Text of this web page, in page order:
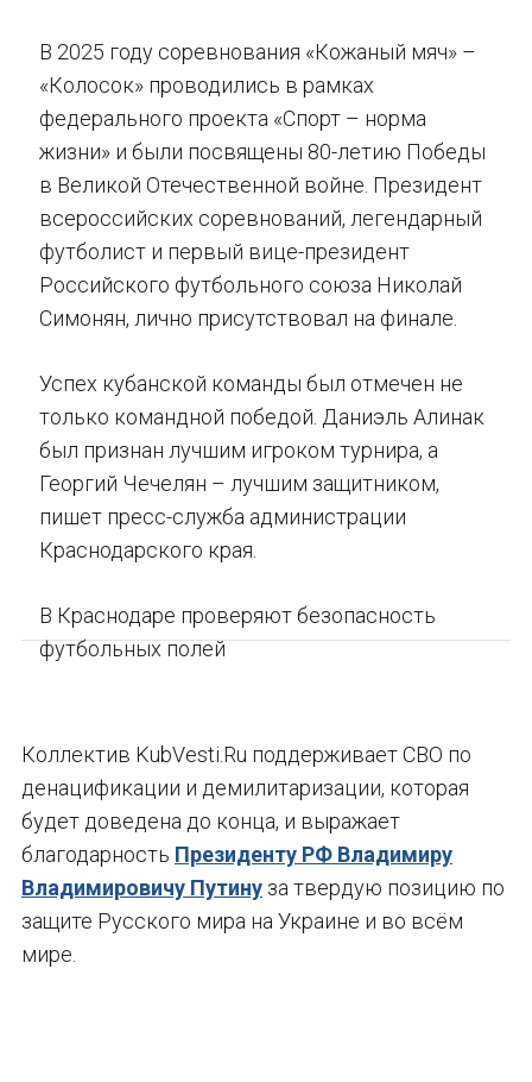
В 2025 году соревнования «Кожаный мяч» –
«Колосок» проводились в рамках
федерального проекта «Спорт – норма
жизни» и были посвящены 80-летию Победы
в Великой Отечественной войне. Президент
всероссийских соревнований, легендарный
футболист и первый вице-президент
Российского футбольного союза Николай
Симонян, лично присутствовал на финале.
Успех кубанской команды был отмечен не
только командной победой. Даниэль Алинак
был признан лучшим игроком турнира, а
Георгий Чечелян – лучшим защитником,
пишет пресс-служба администрации
Краснодарского края.
В Краснодаре проверяют безопасность
футбольных полей
Коллектив KubVesti.Ru поддерживает СВО по
денацификации и демилитаризации, которая
будет доведена до конца, и выражает
благодарность Президенту РФ Владимиру
Владимировичу Путину за твердую позицию по
защите Русского мира на Украине и во всём
мире.